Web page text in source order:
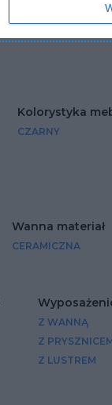
Dodaj do
Kolorystyka
CZARNY
Wanna materiał
CERAMICZNA
Z WANNĄ
Z
Z LUSTREM